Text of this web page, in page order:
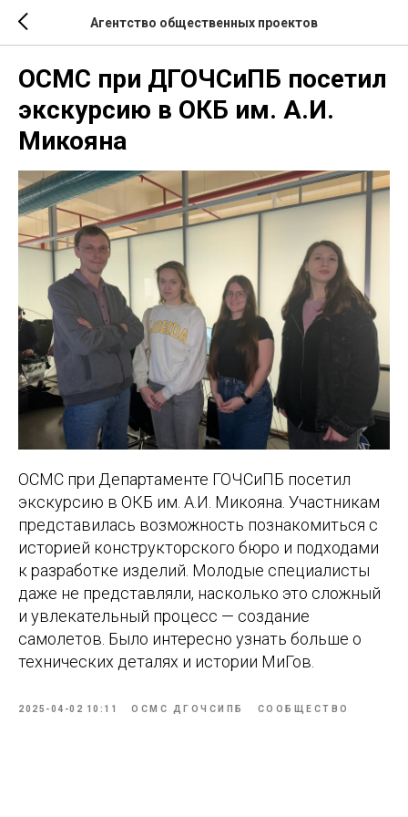
Агентство общественных проектов
ОСМС при ДГОЧСиПБ посетил
экскурсию в ОКБ им. А.И.
Микояна
ОСМС при Департаменте ГОЧСиПБ посетил
экскурсию в ОКБ им. А.И. Микояна. Участникам
представилась возможность познакомиться с
историей конструкторского бюро и подходами
к разработке изделий. Молодые специалисты
даже не представляли, насколько это сложный
и увлекательный процесс — создание
самолетов. Было интересно узнать больше о
технических деталях и истории МиГов.
2025-04-02 10:11 ОСМС ДГОЧСИПБ СООБЩЕСТВО